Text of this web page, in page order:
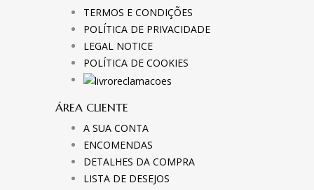
TERMOS E CONDIÇÕES
POLÍTICA DE PRIVACIDADE
LEGAL NOTICE
POLÍTICA DE COOKIES
ÁREA CLIENTE
A SUA CONTA
ENCOMENDAS
DETALHES DA COMPRA
LISTA DE DESEJOS